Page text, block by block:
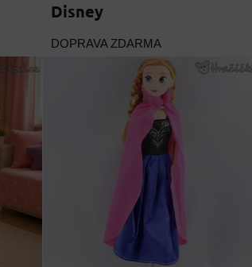
Disney
DOPRAVA ZDARMA